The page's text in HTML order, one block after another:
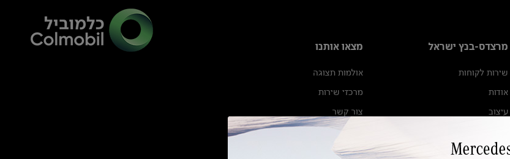
מרצדס-בנץ ישראל
שירות לקוחות
אודות
עיצוב
מגזין מרצדס-בנץ
מצאו אותנו
אולמות תצוגה
מרכזי שירות
צור קשר